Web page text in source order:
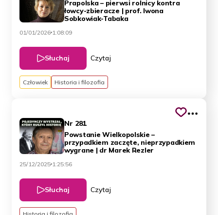
Prapolska – pierwsi rolnicy kontra
łowcy-zbieracze | prof. Iwona
Sobkowiak-Tabaka
01/01/2026 1:08:09
Słuchaj Czytaj
Człowiek Historia i filozofia
Nr 281
Powstanie Wielkopolskie –
przypadkiem zaczęte, nieprzypadkiem
wygrane | dr Marek Rezler
25/12/2025 1:25:56
Słuchaj Czytaj